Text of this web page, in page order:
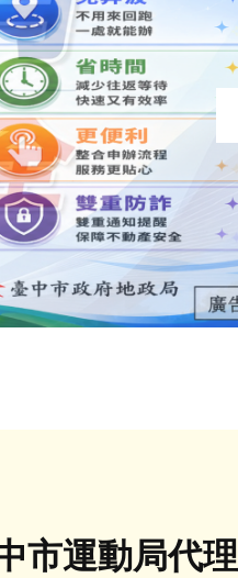
市運動局代理